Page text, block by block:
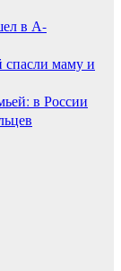
в А-
маму и
в России